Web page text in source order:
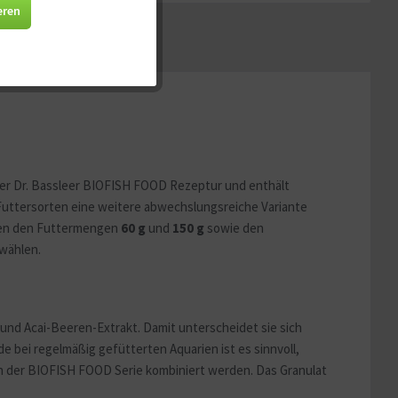
Dr. Bassleer BIOFISH FOOD Rezeptur und enthält
eine weitere abwechslungsreiche Variante
den Futtermengen 60 g und 150 g sowie den
Acai-Beeren-Extrakt. Damit unterscheidet sie sich
bei regelmäßig gefütterten Aquarien ist es sinnvoll,
BIOFISH FOOD Serie kombiniert werden. Das Granulat